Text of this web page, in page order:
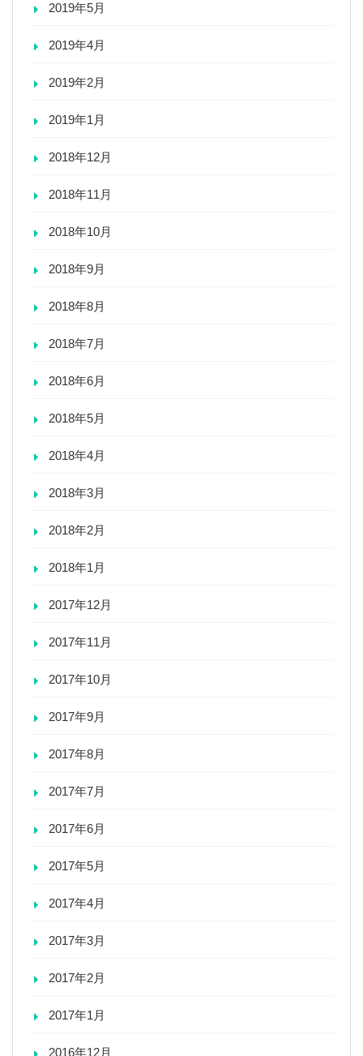
2019年5月
2019年4月
2019年2月
2019年1月
2018年12月
2018年11月
2018年10月
2018年9月
2018年8月
2018年7月
2018年6月
2018年5月
2018年4月
2018年3月
2018年2月
2018年1月
2017年12月
2017年11月
2017年10月
2017年9月
2017年8月
2017年7月
2017年6月
2017年5月
2017年4月
2017年3月
2017年2月
2017年1月
2016年12月